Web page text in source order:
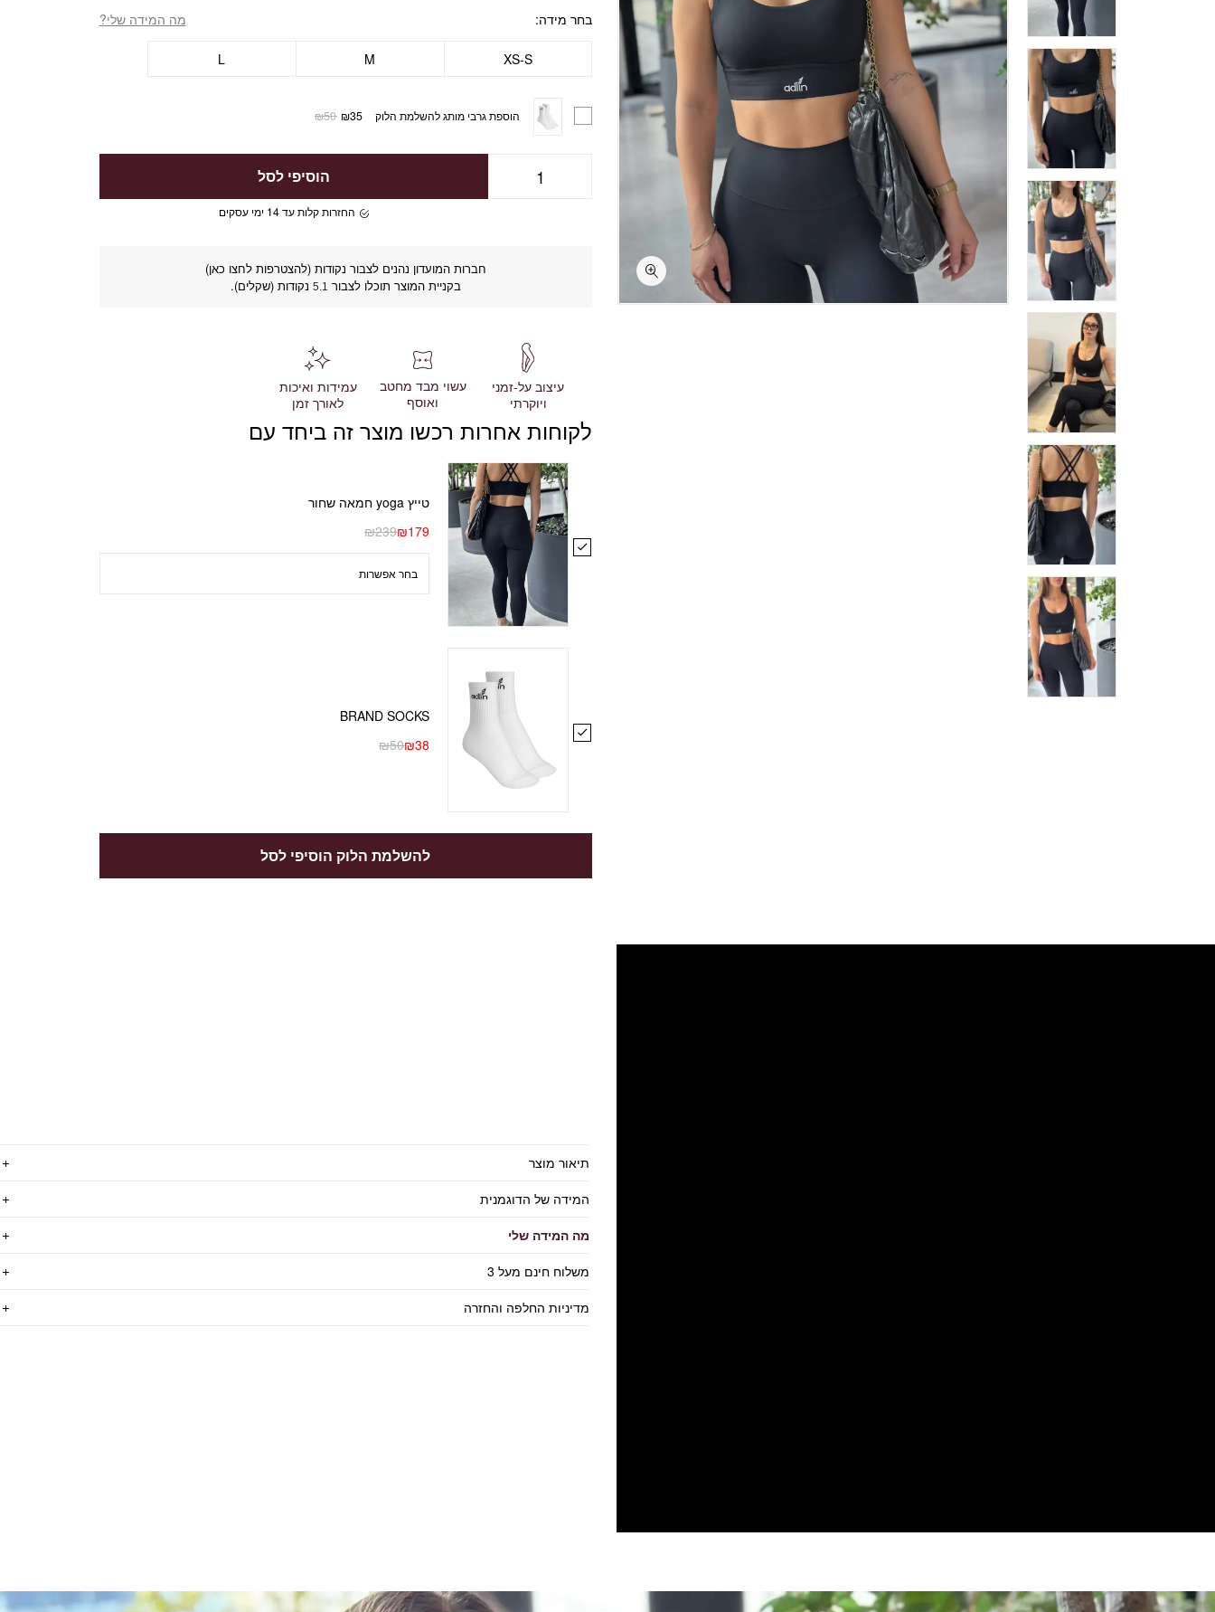
בחר מידה מה המידה שלי?
XS-S
M
L
הוספת גרבי מותג להשלמת הלוק ₪50 ₪35
הוסיפי לסל
החזרות קלות עד 14 ימי עסקים
חברות המועדון נהנים לצבור נקודות (להצטרפות לחצו כאן)
בקניית המוצר תוכלו לצבור 5.1 נקודות (שקלים).
עיצוב על-זמני
ויוקרתי
עשוי מבד מחטב
ואוסף
עמידות ואיכות
לאורך זמן
לקוחות אחרות רכשו מוצר זה ביחד עם
טייץ yoga חמאה שחור
₪239₪179
BRAND SOCKS
₪50₪38
להשלמת הלוק הוסיפי לסל
תיאור מוצר
המידה של הדוגמנית
מה המידה שלי
משלוח חינם מעל 3
מדיניות החלפה והחזרה